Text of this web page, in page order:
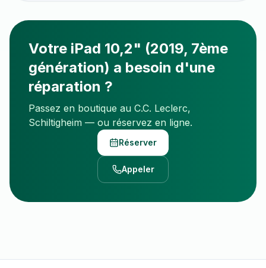
Votre iPad 10,2" (2019, 7ème
génération) a besoin d'une
réparation ?
Passez en boutique au C.C. Leclerc,
Schiltigheim — ou réservez en ligne.
Réserver
Appeler